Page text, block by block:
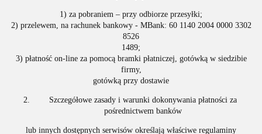
1) za pobraniem – przy odbiorze przesyłki;
2) przelewem, na rachunek bankowy - MBank: 60 1140 2004 0000 3302
8526
1489;
3) płatność on-line za pomocą bramki płatniczej, gotówką w siedzibie
firmy,
gotówką przy dostawie
Szczegółowe zasady i warunki dokonywania płatności za
pośrednictwem banków
lub innych dostępnych serwisów określają właściwe regulaminy